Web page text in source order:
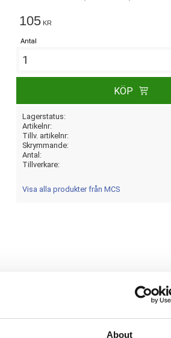
About
105 KR
Antal
KÖP
Lagerstatus
Artikelnr
Tillv. artikelnr
Skrymmande
Antal
Tillverkare
Visa alla produkter från MCS